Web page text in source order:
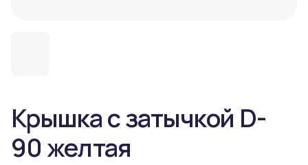
Крышка с затычкой D-
90 желтая